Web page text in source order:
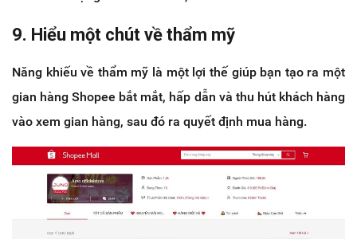
9. Hiểu một chút về thẩm mỹ
Năng khiếu về thẩm mỹ là một lợi thế giúp bạn tạo ra một
gian hàng Shopee bắt mắt, hấp dẫn và thu hút khách hàng
vào xem gian hàng, sau đó ra quyết định mua hàng.